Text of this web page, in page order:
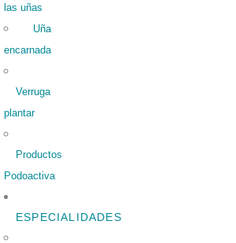
las uñas
Uña
encarnada
Verruga
plantar
Productos
Podoactiva
ESPECIALIDADES